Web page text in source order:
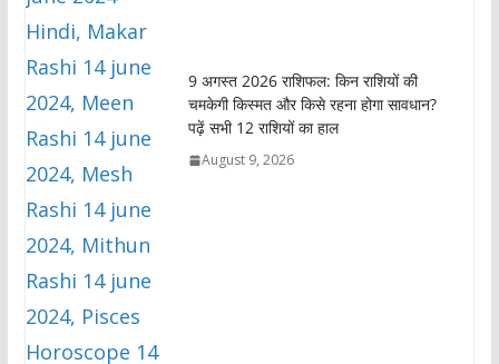
9 अगस्त 2026 राशिफल: किन राशियों की
चमकेगी किस्मत और किसे रहना होगा सावधान?
पढ़ें सभी 12 राशियों का हाल
August 9, 2026